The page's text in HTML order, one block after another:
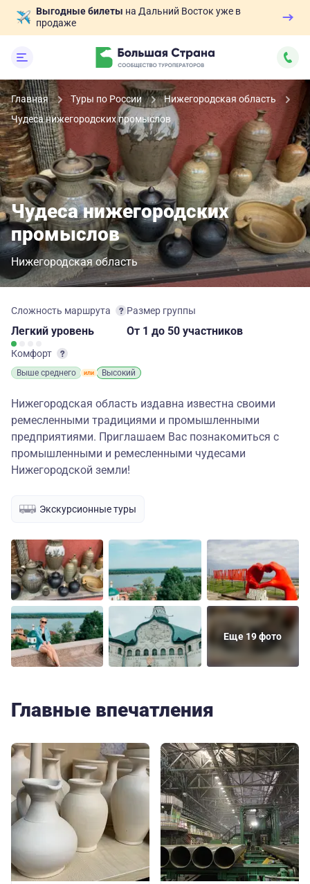
Выгодные билеты на Дальний Восток уже в
продаже
Главная Туры по России
Нижегородская область
Чудеса нижегородских промыслов
Чудеса нижегородских
промыслов
Нижегородская область
Сложность маршрута
Легкий уровень
Комфорт
Выше среднего Высокий
Размер группы
От 1 до 50 участников
Нижегородская область издавна известна своими
ремесленными традициями и промышленными
предприятиями. Приглашаем Вас познакомиться с
промышленными и ремесленными чудесами
Нижегородской земли!
Экскурсионные туры
Еще 19 фото
Главные впечатления